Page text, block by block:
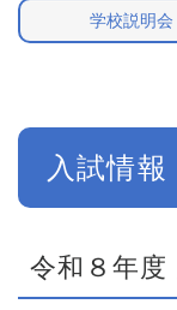
学校説明会
入試情報
令和８年度